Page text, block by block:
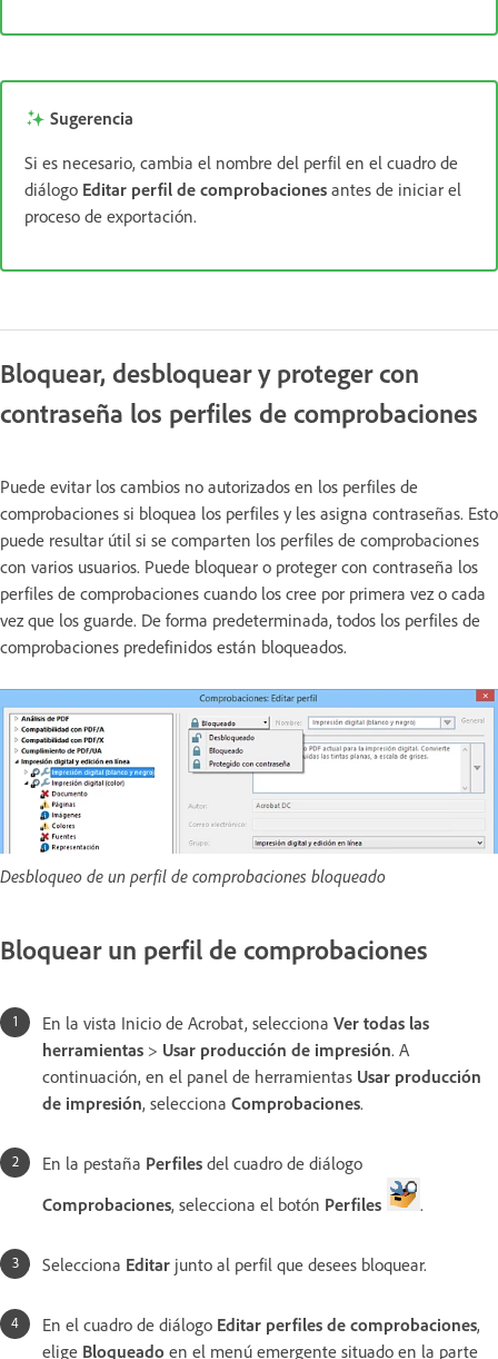
Sugerencia
Si es necesario, cambia el nombre del perfil en el cuadro de
diálogo Editar perfil de comprobaciones antes de iniciar el
proceso de exportación.
Bloquear, desbloquear y proteger con
contraseña los perfiles de comprobaciones
Puede evitar los cambios no autorizados en los perfiles de
comprobaciones si bloquea los perfiles y les asigna contraseñas. Esto
puede resultar útil si se comparten los perfiles de comprobaciones
con varios usuarios. Puede bloquear o proteger con contraseña los
perfiles de comprobaciones cuando los cree por primera vez o cada
vez que los guarde. De forma predeterminada, todos los perfiles de
comprobaciones predefinidos están bloqueados.
Desbloqueo de un perfil de comprobaciones bloqueado
Bloquear un perfil de comprobaciones
En la vista Inicio de Acrobat, selecciona Ver todas las
herramientas > Usar producción de impresión. A
continuación, en el panel de herramientas Usar producción
de impresión, selecciona Comprobaciones.
En la pestaña Perfiles del cuadro de diálogo
Comprobaciones, selecciona el botón Perfiles .
Selecciona Editar junto al perfil que desees bloquear.
En el cuadro de diálogo Editar perfiles de comprobaciones,
elige Bloqueado en el menú emergente situado en la parte